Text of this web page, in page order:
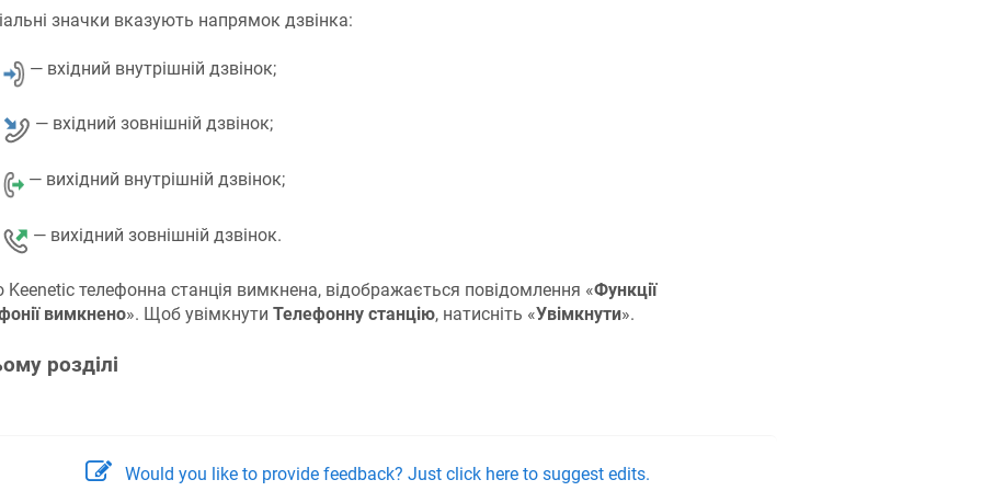
значки вказують напрямок дзвінка:
— вхідний внутрішній дзвінок;
— вхідний зовнішній дзвінок;
— вихідний внутрішній дзвінок;
— вихідний зовнішній дзвінок.
Keeneticтелефонна станція вимкнена, відображається повідомлення «Функції
вимкнено». Щоб увімкнути Телефонну станцію, натисніть «Увімкнути».
розділі
Would you like to provide feedback? Just click here to suggest edits.